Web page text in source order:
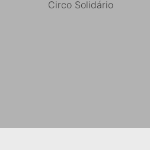
Circo Solidário